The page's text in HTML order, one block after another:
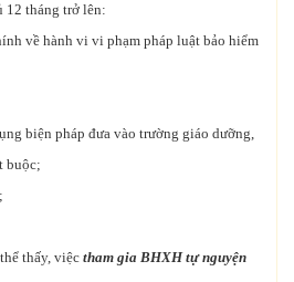
12 tháng trở lên:
về hành vi vi phạm pháp luật bảo hiểm
biện pháp đưa vào trường giáo dưỡng,
buộc;
thấy, việc tham gia BHXH tự nguyện